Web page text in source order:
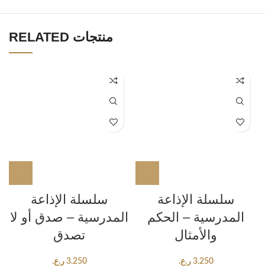
RELATED منتجات
سلسلة الإذاعة
المدرسية – صدق أو لا
تصدق
3.250 ر.ع.
سلسلة الإذاعة
المدرسية – الحكم
والأمثال
3.250 ر.ع.